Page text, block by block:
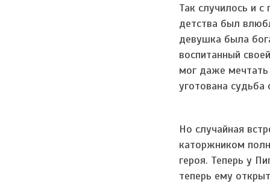
Так случилось и
детства был
девушка была
воспитанный
мог даже
уготована
Но случайная
каторжником
героя. Теперь у
теперь ему